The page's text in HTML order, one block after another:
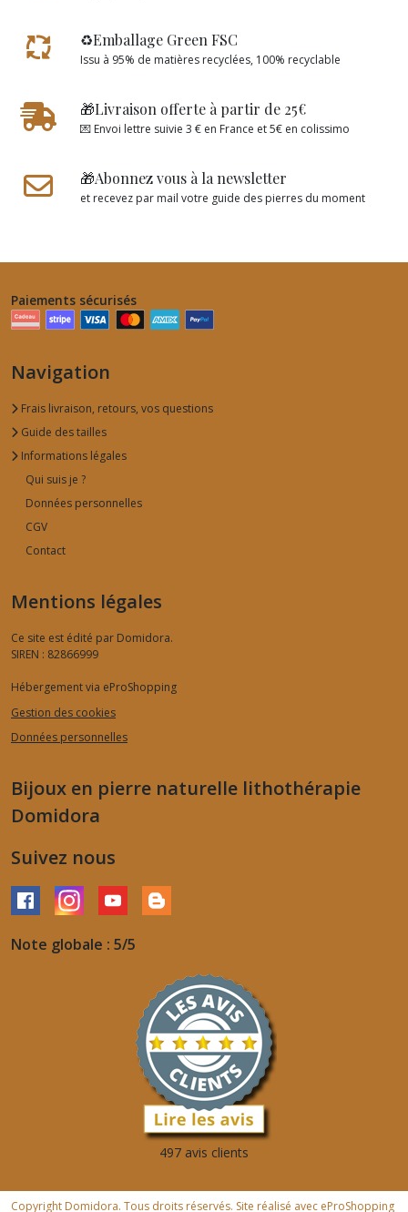
♻️Emballage Green FSC
Issu à 95% de matières recyclées, 100% recyclable
🎁Livraison offerte à partir de 25€
💌 Envoi lettre suivie 3 € en France et 5€ en colissimo
🎁Abonnez vous à la newsletter
et recevez par mail votre guide des pierres du moment
Paiements sécurisés
Navigation
Frais livraison, retours, vos questions
Guide des tailles
Informations légales
Qui suis je ?
Données personnelles
CGV
Contact
Mentions légales
Ce site est édité par Domidora.
SIREN : 82866999
Hébergement via eProShopping
Gestion des cookies
Données personnelles
Bijoux en pierre naturelle lithothérapie
Domidora
Suivez nous
Note globale : 5/5
497 avis clients
Copyright Domidora. Tous droits réservés. Site réalisé avec eProShopping